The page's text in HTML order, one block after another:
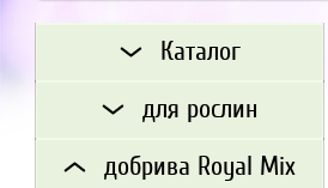
Каталог
для рослин
добрива Royal Mix